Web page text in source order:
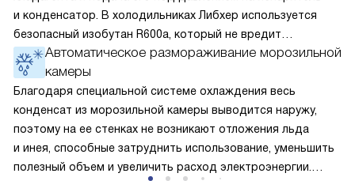
и конденсатор. В холодильниках Либхер используется
безопасный изобутан R600a, который не вредит
окружающей среде. Компрессор перегоняет его
по охладительному контуру по принципу насоса. Чем
лучше работает «мотор» прибора, тем качественнее
и быстрее происходит охлаждение, затрачивается
меньше электроэнергии.
Автоматическое размораживание морозильной
камеры
Благодаря специальной системе охлаждения весь
конденсат из морозильной камеры выводится наружу,
поэтому на ее стенках не возникают отложения льда
и инея, способные затруднить использование, уменьшить
полезный объем и увеличить расход электроэнергии.